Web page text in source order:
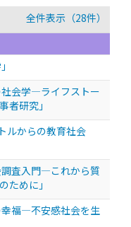
全件表示（28件）
会学—ライフストー
者研究」
ルからの教育社会
査入門—これから質
ために」
福—不安感社会を生